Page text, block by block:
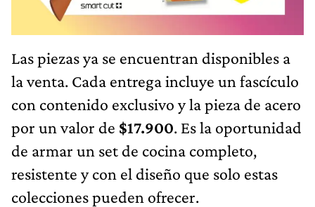
Las piezas ya se encuentran disponibles a
la venta. Cada entrega incluye un fascículo
con contenido exclusivo y la pieza de acero
por un valor de $17.900. Es la oportunidad
de armar un set de cocina completo,
resistente y con el diseño que solo estas
colecciones pueden ofrecer.